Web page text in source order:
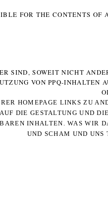
FOR THE CONTENTS
SIND, SOWEIT NICHT
VON PPQ-INHALTEN
HOMEPAGE LINKS ZU
DIE GESTALTUNG UND
INHALTEN. WAS WIR
UND SCHAM UND UNS